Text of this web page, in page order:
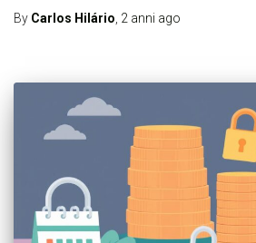
By Carlos Hilário 2 anni ago